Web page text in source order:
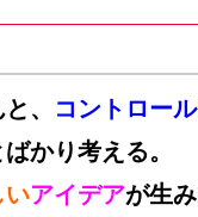
、 コントロール
かり考える。
いアイデアが生み